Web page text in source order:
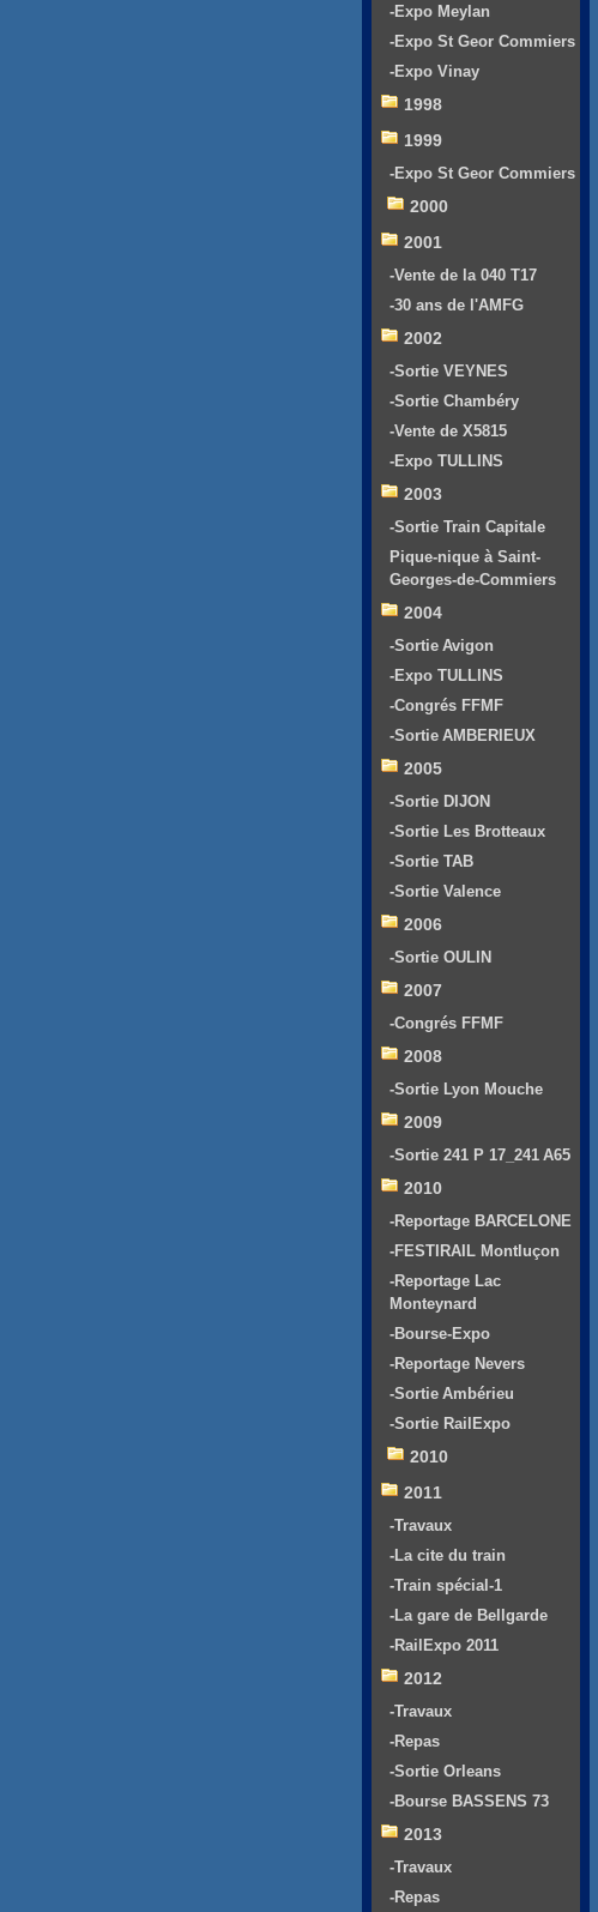
-Expo Meylan
-Expo St Geor Commiers
-Expo Vinay
1998
1999
-Expo St Geor Commiers
2000
2001
-Vente de la 040 T17
-30 ans de l'AMFG
2002
-Sortie VEYNES
-Sortie Chambéry
-Vente de X5815
-Expo TULLINS
2003
-Sortie Train Capitale
Pique-nique à Saint-
Georges-de-Commiers
2004
-Sortie Avigon
-Expo TULLINS
-Congrés FFMF
-Sortie AMBERIEUX
2005
-Sortie DIJON
-Sortie Les Brotteaux
-Sortie TAB
-Sortie Valence
2006
-Sortie OULIN
2007
-Congrés FFMF
2008
-Sortie Lyon Mouche
2009
-Sortie 241 P 17_241 A65
2010
-Reportage BARCELONE
-FESTIRAIL Montluçon
-Reportage Lac
Monteynard
-Bourse-Expo
-Reportage Nevers
-Sortie Ambérieu
-Sortie RailExpo
2010
2011
-Travaux
-La cite du train
-Train spécial-1
-La gare de Bellgarde
-RailExpo 2011
2012
-Travaux
-Repas
-Sortie Orleans
-Bourse BASSENS 73
2013
-Travaux
-Repas